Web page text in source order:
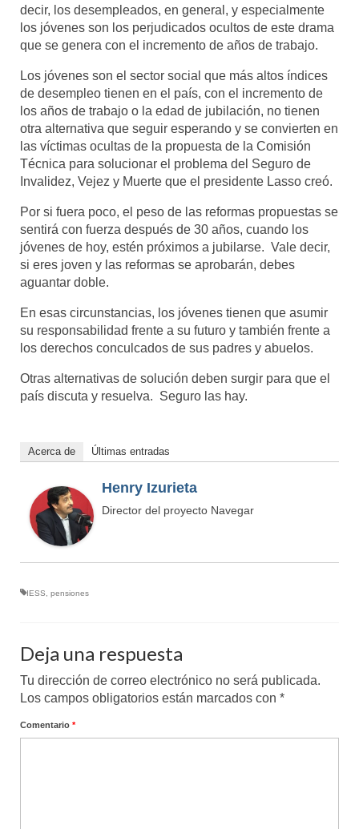
decir, los desempleados, en general, y especialmente
los jóvenes son los perjudicados ocultos de este drama
que se genera con el incremento de años de trabajo.
Los jóvenes son el sector social que más altos índices
de desempleo tienen en el país, con el incremento de
los años de trabajo o la edad de jubilación, no tienen
otra alternativa que seguir esperando y se convierten en
las víctimas ocultas de la propuesta de la Comisión
Técnica para solucionar el problema del Seguro de
Invalidez, Vejez y Muerte que el presidente Lasso creó.
Por si fuera poco, el peso de las reformas propuestas se
sentirá con fuerza después de 30 años, cuando los
jóvenes de hoy, estén próximos a jubilarse. Vale decir,
si eres joven y las reformas se aprobarán, debes
aguantar doble.
En esas circunstancias, los jóvenes tienen que asumir
su responsabilidad frente a su futuro y también frente a
los derechos conculcados de sus padres y abuelos.
Otras alternativas de solución deben surgir para que el
país discuta y resuelva. Seguro las hay.
Acerca de Últimas entradas
Henry Izurieta
Director del proyecto Navegar
IESS pensiones
Deja una respuesta
Tu dirección de correo electrónico no será publicada.
Los campos obligatorios están marcados con *
Comentario *